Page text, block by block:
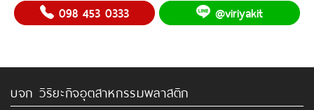
098 453 0333 @viriyakit
บจก วิริยะกิจอุตสาหกรรมพลาสติก